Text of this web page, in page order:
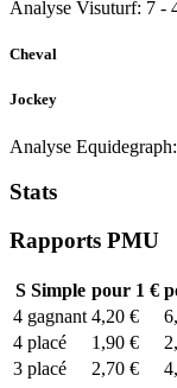
Analyse Visuturf: 7 -
Cheval
Jockey
Analyse Equidegraph:
Stats
Rapports PMU
SSimple pour 1 €
4 gagnant 4,20 €
4 placé 1,90 €
3 placé 2,70 €